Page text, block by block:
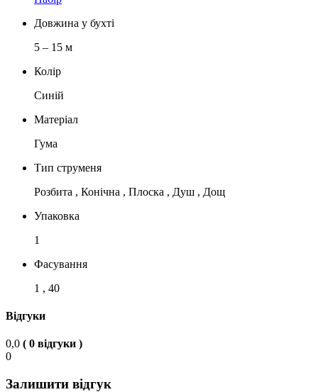
Довжина у бухті
5 – 15 м
Колір
Синій
Матеріал
Гума
Тип струменя
Розбита , Конічна , Плоска , Душ , Дощ
Упаковка
1
Фасування
1 , 40
Відгуки
0,0 ( 0 відгуки )
0
Залишити відгук